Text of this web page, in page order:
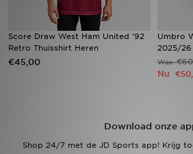
Score Draw West Ham United '92
Retro Thuisshirt Heren
€45,00
Umbro
2025/26
Was
Nu
Download onze
Shop 24/7 met de JD Sports app! Krijg
OFFERS
Bestelling Traceren